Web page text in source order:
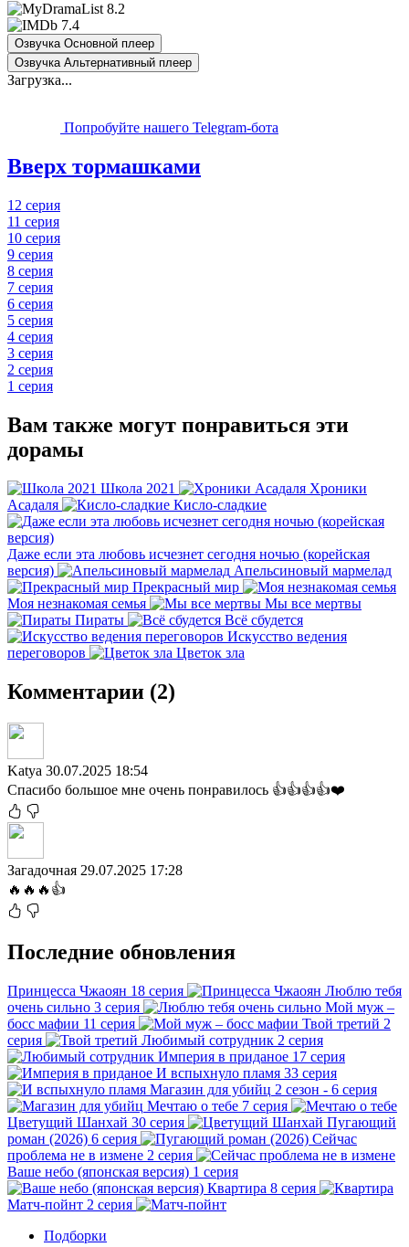
8.2
7.4
Озвучка Основной плеер
Озвучка Альтернативный плеер
Загрузка...
Попробуйте нашего Telegram-бота
Вверх тормашками
12 серия
11 серия
10 серия
9 серия
8 серия
7 серия
6 серия
5 серия
4 серия
3 серия
2 серия
1 серия
Вам также могут понравиться эти
дорамы
Школа 2021
Хроники
Асадаля
Кисло-сладкие
Даже если эта любовь исчезнет сегодня ночью (корейская
версия)
Апельсиновый мармелад
Прекрасный мир
Моя незнакомая семья
Мы все мертвы
Пираты
Всё сбудется
Искусство ведения
переговоров
Цветок зла
Комментарии (2)
Katya 30.07.2025 18:54
Спасибо большое мне очень понравилось 👍👍👍👍❤️
Загадочная 29.07.2025 17:28
🔥🔥🔥👍
Последние обновления
Принцесса Чжаоян 18 серия
Люблю тебя
очень сильно 3 серия
Мой муж –
босс мафии 11 серия Твой третий 2
серия
Любимый сотрудник 2 серия
Империя в приданое 17 серия
И вспыхнуло пламя 33 серия
Магазин для убийц 2 сезон - 6 серия
Мечтаю о тебе 7 серия
Цветущий Шанхай 30 серия
Пугающий
роман (2026) 6 серия
Сейчас
проблема не в измене 2 серия
Ваше небо (японская версия) 1 серия
Квартира 8 серия
Матч-пойнт 2 серия
Подборки